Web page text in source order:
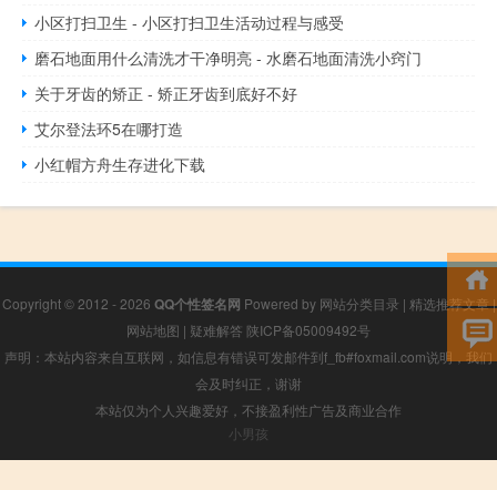
小区打扫卫生 - 小区打扫卫生活动过程与感受
磨石地面用什么清洗才干净明亮 - 水磨石地面清洗小窍门
关于牙齿的矫正 - 矫正牙齿到底好不好
艾尔登法环5在哪打造
小红帽方舟生存进化下载
Copyright © 2012 - 2026 QQ个性签名网 Powered by 网站分类目录 | 精选推荐文章|
网站地图 | 疑难解答 陕ICP备05009492号
声明：本站内容来自互联网，如信息有错误可发邮件到f_fb#foxmail.com说明，我们
会及时纠正，谢谢
本站仅为个人兴趣爱好，不接盈利性广告及商业合作
小男孩